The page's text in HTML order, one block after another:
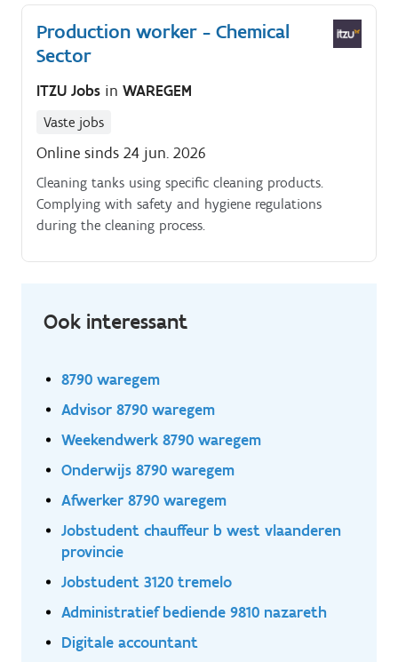
de regio Antwerpen totaaloplossingen aan voor
onder andere energie inkoop, flexibiliteitsdiensten en
de ondersteuning van duurzame investeringen.
Production worker - Chemical
Sector
ITZU Jobs in WAREGEM
Vaste jobs
Online sinds 24 jun. 2026
Cleaning tanks using specific cleaning products.
Complying with safety and hygiene regulations
during the cleaning process.
Ook interessant
8790 waregem
Advisor 8790 waregem
Weekendwerk 8790 waregem
Onderwijs 8790 waregem
Afwerker 8790 waregem
Jobstudent chauffeur b west vlaanderen
provincie
Jobstudent 3120 tremelo
Administratief bediende 9810 nazareth
Digitale accountant